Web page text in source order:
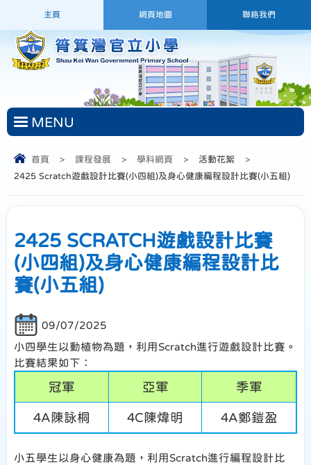
主頁 網頁地圖 聯絡我們
MENU
首頁 > 課程發展 > 學科網頁 > 活動花絮
>
2425 Scratch遊戲設計比賽(小四組)及身心健康編程設計比賽(小五組)
2425 SCRATCH遊戲設計比賽
(小四組)及身心健康編程設計比
賽(小五組)
09/07/2025
小四學生以動植物為題，利用Scratch進行遊戲設計比賽。
比賽結果如下：
冠軍 亞軍 季軍
4A陳詠桐 4C陳煒明 4A鄭鎧盈
小五學生以身心健康為題，利用Scratch進行編程設計比